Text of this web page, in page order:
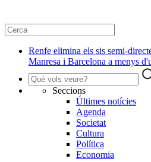
Renfe elimina els sis semi-
Manresa i Barcelona a menys
Seccions
Últimes notícies
Agenda
Societat
Cultura
Política
Economia